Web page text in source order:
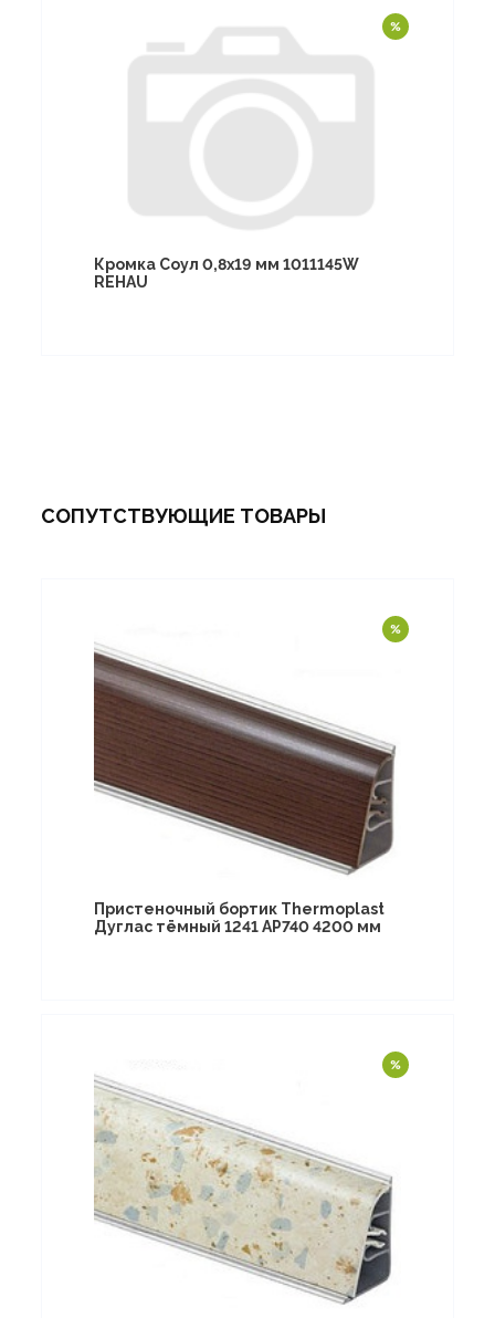
Кромка Соул 0,8х19 мм 1011145W
REHAU
СОПУТСТВУЮЩИЕ ТОВАРЫ
Пристеночный бортик Thermoplast
Дуглас тёмный 1241 AP740 4200 мм